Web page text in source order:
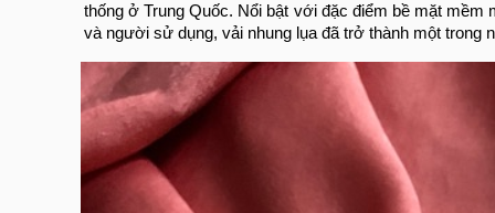
thống ở Trung Quốc. Nổi bật với đặc điểm bề mặt
và người sử dụng, vải nhung lụa đã trở thành một